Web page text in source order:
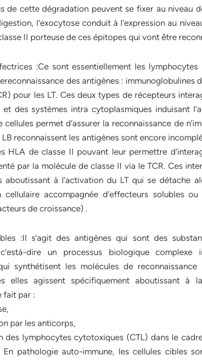
de cette dégradation peuvent se fixer au niveau
l’exocytose conduit à l’expression au
II porteuse de ces épitopes qui vont être
:Ce sont essentiellement les
des antigènes : immunoglobulines
pour les LT. Ces deux types de récepteurs
et des systèmes intra cytoplasmiques induisant
cellules permet d’assurer la reconnaissance de
reconnaissent les antigènes sont encore
HLA de classe II pouvant leur permettre
par la molécule de classe II via le TCR. Ces
aboutissant à l’activation du LT qui se détache
cellulaire accompagnée d’effecteurs solubles
de croissance) .
:Il s’agit des antigènes qui sont des
dire un processus biologique
synthétisent les molécules de
elles agissent spécifiquement aboutissant à
fait par :
par les anticorps,
des lymphocytes cytotoxiques (CTL) dans le
pathologie auto-immune, les cellules cibles